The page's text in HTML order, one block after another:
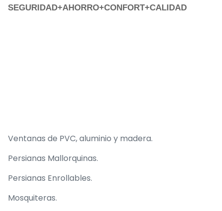
SEGURIDAD+AHORRO+CONFORT+CALIDAD
Ventanas de PVC, aluminio y madera.
Persianas Mallorquinas.
Persianas Enrollables.
Mosquiteras.